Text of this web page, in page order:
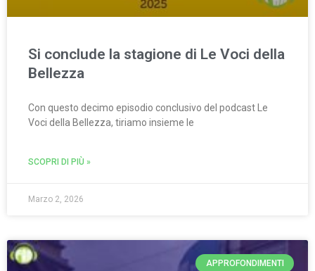
Si conclude la stagione di Le Voci della
Bellezza
Con questo decimo episodio conclusivo del podcast Le
Voci della Bellezza, tiriamo insieme le
SCOPRI DI PIÙ »
Marzo 2, 2026
APPROFONDIMENTI